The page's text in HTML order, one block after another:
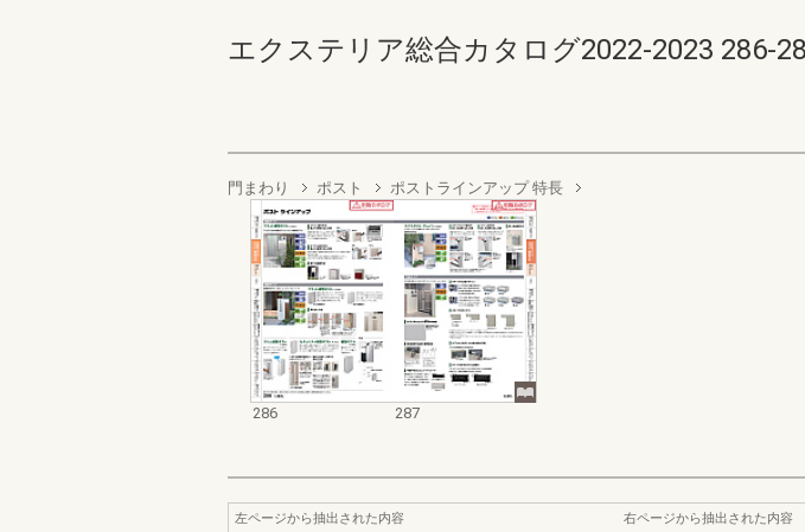
エクステリア総合カタログ2022-2023 286-
門まわり ポスト ポストラインアップ 特長
286 287
左ページから抽出された内容
右ページから抽出された内容